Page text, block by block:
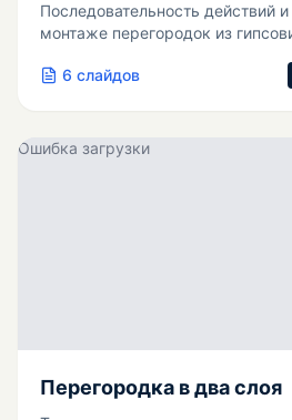
Последовательность действий
монтаже перегородок из
6 слайдов
Ошибка загрузки
Перегородка в два слоя